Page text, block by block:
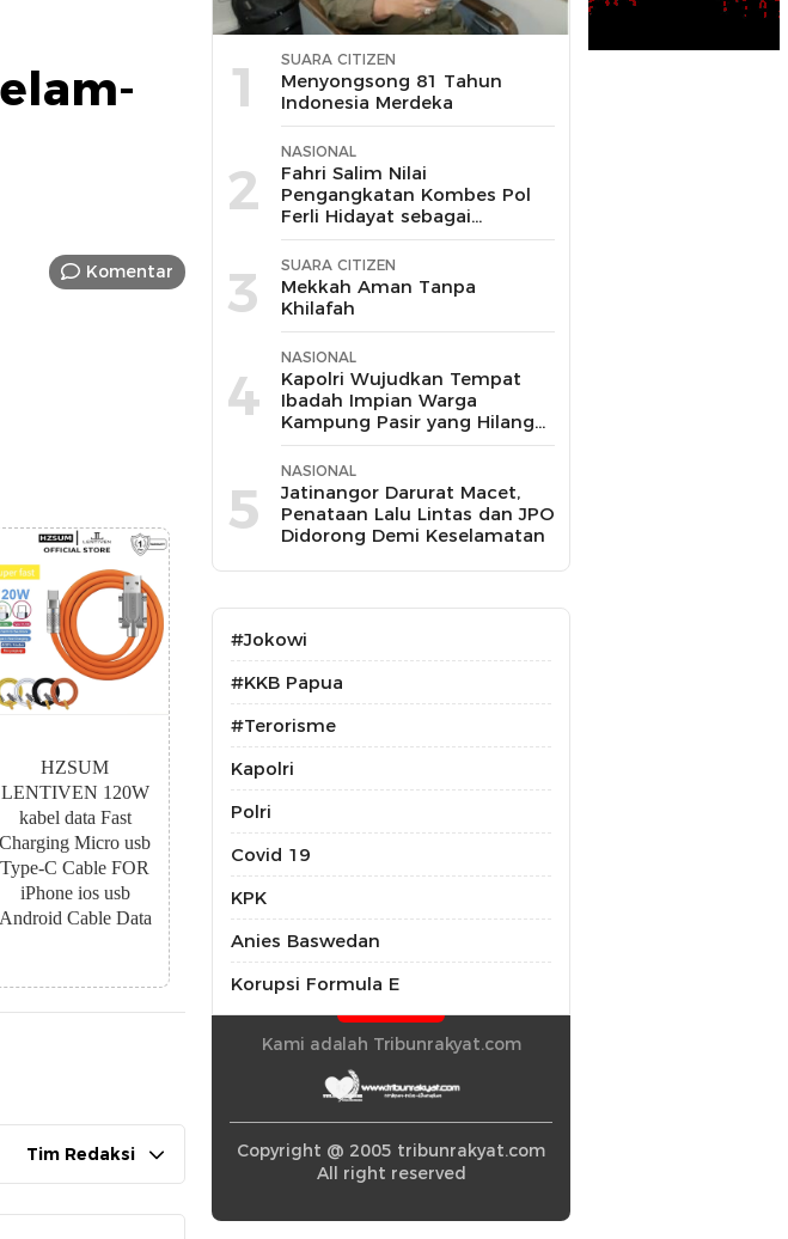
Komentar
HZSUM
LENTIVEN 120W
kabel data Fast
Charging Micro usb
Type-C Cable FOR
iPhone ios usb
Android Cable Data
Tim Redaksi
1 SUARA CITIZEN
Menyongsong 81 Tahun
Indonesia Merdeka
2
NASIONAL
Fahri Salim Nilai
Pengangkatan Kombes Pol
Ferli Hidayat sebagai
Korspripim Polri Sah dan
Patut Dihormati
3 SUARA CITIZEN
Mekkah Aman Tanpa
Khilafah
4
NASIONAL
Kapolri Wujudkan Tempat
Ibadah Impian Warga
Kampung Pasir yang Hilang
Selama 10 Tahun
5
NASIONAL
Jatinangor Darurat Macet,
Penataan Lalu Lintas dan JPO
Didorong Demi Keselamatan
#Jokowi
#KKB Papua
#Terorisme
Kapolri
Polri
Covid 19
KPK
Anies Baswedan
Korupsi Formula E
Kami adalah Tribunrakyat.com
Copyright @ 2005 tribunrakyat.com
All right reserved